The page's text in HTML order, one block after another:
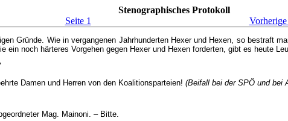
Stenographisches Protokoll
Seite 1 Vorherige
Gründe. Wie in vergangenen Jahrhunderten Hexer und Hexen, so bestraft
ein noch härteres Vorgehen gegen Hexer und Hexen forderten, gibt es heute
Damen und Herren von den Koalitionsparteien! (Beifall bei der SPÖ und bei
Mag. Mainoni. – Bitte.